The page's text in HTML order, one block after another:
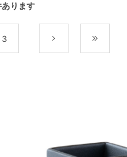
あります
3